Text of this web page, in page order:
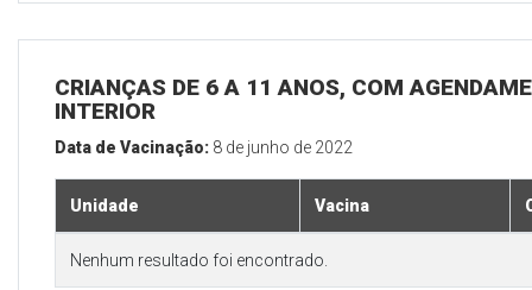
CRIANÇAS DE 6 A 11 ANOS, COM
INTERIOR
Data de Vacinação: 8 de junho de 2022
Unidade Vacina
Nenhum resultado foi encontrado.